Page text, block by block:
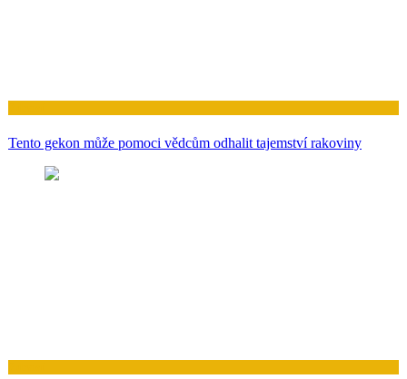
Tento gekon může pomoci vědcům odhalit tajemství rakoviny